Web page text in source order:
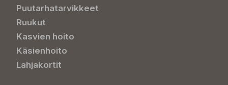
Puutarhatarvikkeet
Ruukut
Kasvien hoito
Käsienhoito
Lahjakortit